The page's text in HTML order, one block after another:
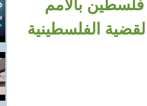
بالأمم
الفلسطينية